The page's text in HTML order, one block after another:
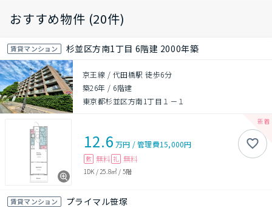
おすすめ物件 (20件)
賃貸マンション 杉並区方南1丁目 6階建 2000年築
京王線 / 代田橋駅 徒歩6分
築26年 / 6階建
東京都杉並区方南1丁目１－１
12.6 万円 /管理費15,000円
敷 無料 礼 無料
1DK / 25.8㎡ / 5階
賃貸マンション プライマル笹塚